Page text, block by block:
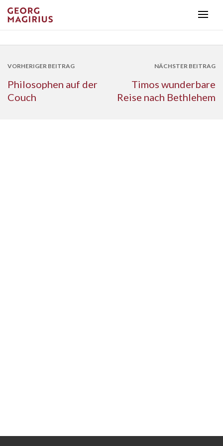
VORHERIGER BEITRAG
Philosophen auf der
Couch
NÄCHSTER BEITRAG
Timos wunderbare
Reise nach Bethlehem